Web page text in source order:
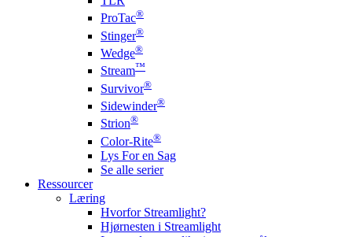
ProTac®
Stinger®
Wedge®
Stream™
Survivor®
Sidewinder®
Strion®
Color-Rite®
Lys For en Sag
Se alle serier
Ressourcer
Læring
Hvorfor Streamlight?
Hjørnesten i Streamlight